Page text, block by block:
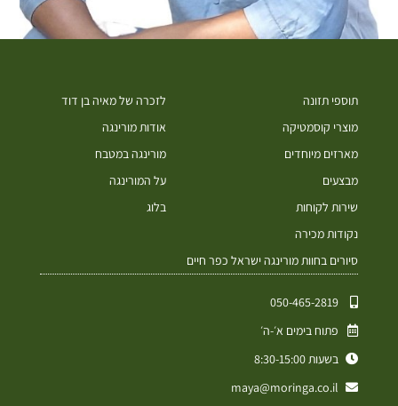
תוספי תזונה
מוצרי קוסמטיקה
מארזים מיוחדים
מבצעים
שירות לקוחות
נקודות מכירה
סיורים בחוות מורינגה ישראל כפר חיים
לזכרה של מאיה בן דוד
אודות מורינגה
מורינגה במטבח
על המורינגה
בלוג
050-465-2819⁩
פתוח בימים א׳-ה׳
בשעות 8:30-15:00
maya@moringa.co.il